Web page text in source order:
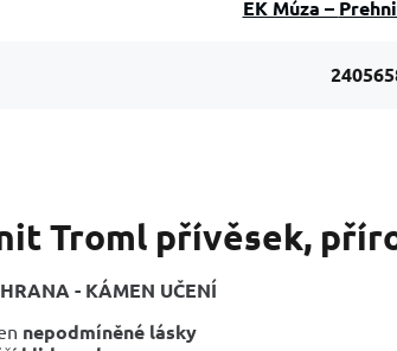
EK Múza –
Troml přívěsek,
- KÁMEN UČENÍ
nepodmíněné lásky